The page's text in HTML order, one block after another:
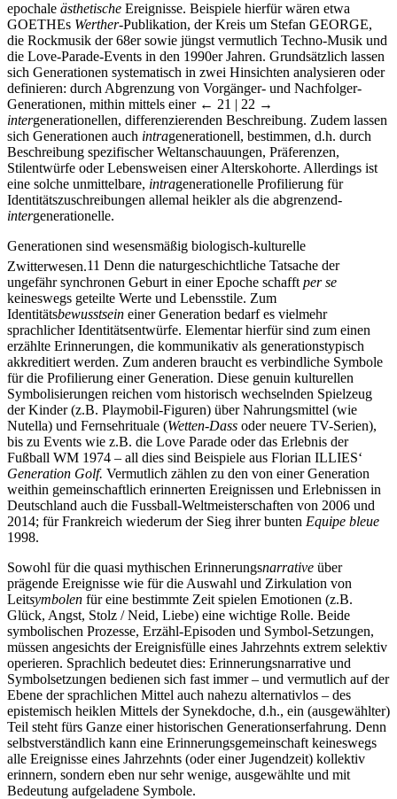
epochale ästhetische Ereignisse. Beispiele hierfür wären etwa
GOETHEs Werther-Publikation, der Kreis um Stefan GEORGE,
die Rockmusik der 68er sowie jüngst vermutlich Techno-Musik und
die Love-Parade-Events in den 1990er Jahren. Grundsätzlich lassen
sich Generationen systematisch in zwei Hinsichten analysieren oder
definieren: durch Abgrenzung von Vorgänger- und Nachfolger-
Generationen, mithin mittels einer ← 21 | 22 →
intergenerationellen, differenzierenden Beschreibung. Zudem lassen
sich Generationen auch intragenerationell, bestimmen, d.h. durch
Beschreibung spezifischer Weltanschauungen, Präferenzen,
Stilentwürfe oder Lebensweisen einer Alterskohorte. Allerdings ist
eine solche unmittelbare, intragenerationelle Profilierung für
Identitätszuschreibungen allemal heikler als die abgrenzend-
intergenerationelle.
Generationen sind wesensmäßig biologisch-kulturelle
Zwitterwesen.11 Denn die naturgeschichtliche Tatsache der
ungefähr synchronen Geburt in einer Epoche schafft per se
keineswegs geteilte Werte und Lebensstile. Zum
Identitätsbewusstsein einer Generation bedarf es vielmehr
sprachlicher Identitätsentwürfe. Elementar hierfür sind zum einen
erzählte Erinnerungen, die kommunikativ als generationstypisch
akkreditiert werden. Zum anderen braucht es verbindliche Symbole
für die Profilierung einer Generation. Diese genuin kulturellen
Symbolisierungen reichen vom historisch wechselnden Spielzeug
der Kinder (z.B. Playmobil-Figuren) über Nahrungsmittel (wie
Nutella) und Fernsehrituale (Wetten-Dass oder neuere TV-Serien),
bis zu Events wie z.B. die Love Parade oder das Erlebnis der
Fußball WM 1974 – all dies sind Beispiele aus Florian ILLIES‘
Generation Golf. Vermutlich zählen zu den von einer Generation
weithin gemeinschaftlich erinnerten Ereignissen und Erlebnissen in
Deutschland auch die Fussball-Weltmeisterschaften von 2006 und
2014; für Frankreich wiederum der Sieg ihrer bunten Equipe bleue
1998.
Sowohl für die quasi mythischen Erinnerungsnarrative über
prägende Ereignisse wie für die Auswahl und Zirkulation von
Leitsymbolen für eine bestimmte Zeit spielen Emotionen (z.B.
Glück, Angst, Stolz / Neid, Liebe) eine wichtige Rolle. Beide
symbolischen Prozesse, Erzähl-Episoden und Symbol-Setzungen,
müssen angesichts der Ereignisfülle eines Jahrzehnts extrem selektiv
operieren. Sprachlich bedeutet dies: Erinnerungsnarrative und
Symbolsetzungen bedienen sich fast immer – und vermutlich auf der
Ebene der sprachlichen Mittel auch nahezu alternativlos – des
epistemisch heiklen Mittels der Synekdoche, d.h., ein (ausgewählter)
Teil steht fürs Ganze einer historischen Generationserfahrung. Denn
selbstverständlich kann eine Erinnerungsgemeinschaft keineswegs
alle Ereignisse eines Jahrzehnts (oder einer Jugendzeit) kollektiv
erinnern, sondern eben nur sehr wenige, ausgewählte und mit
Bedeutung aufgeladene Symbole.